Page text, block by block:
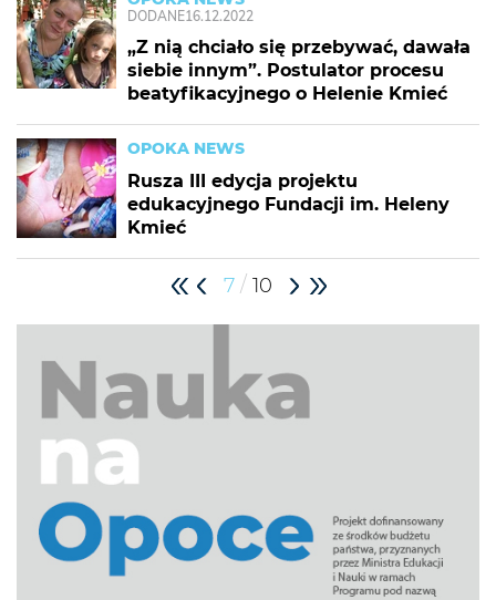
DODANE16.12.2022
„Z nią chciało się przebywać, dawała
siebie innym”. Postulator procesu
beatyfikacyjnego o Helenie Kmieć
OPOKA NEWS
Rusza III edycja projektu
edukacyjnego Fundacji im. Heleny
Kmieć
7 / 10